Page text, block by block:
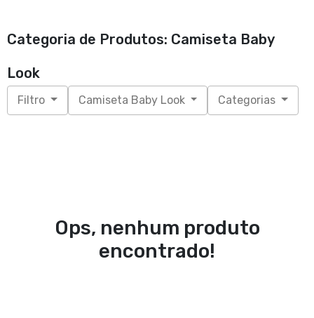
Categoria de Produtos: Camiseta Baby
Look
Filtro Camiseta Baby Look Categorias
Ops, nenhum produto
encontrado!